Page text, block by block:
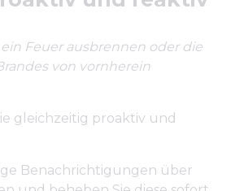
Feuer ausbrennen oder die
von vornherein
gleichzeitig proaktiv und
Benachrichtigungen über